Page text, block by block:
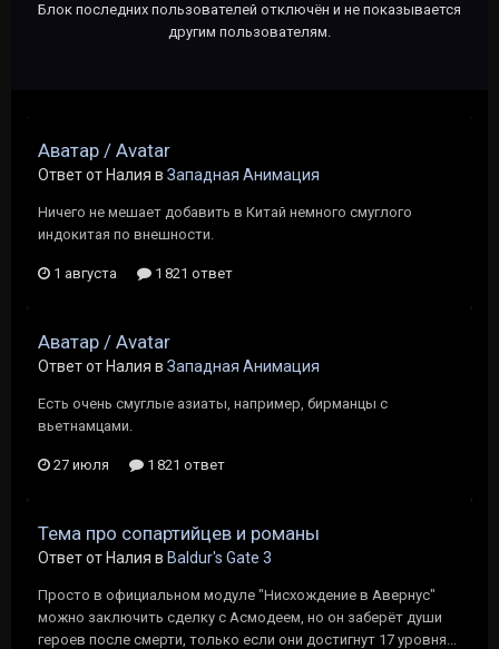
Блок последних пользователей отключён и не показывается
другим пользователям.
Аватар / Avatar
Ответ от Налия в Западная Анимация
Ничего не мешает добавить в Китай немного смуглого
индокитая по внешности.
1 августа 1 821 ответ
Аватар / Avatar
Ответ от Налия в Западная Анимация
Есть очень смуглые азиаты, например, бирманцы с
вьетнамцами.
27 июля 1 821 ответ
Тема про сопартийцев и романы
Ответ от Налия в Baldur's Gate 3
Просто в официальном модуле "Нисхождение в Авернус"
можно заключить сделку с Асмодеем, но он заберёт души
героев после смерти, только если они достигнут 17 уровня...